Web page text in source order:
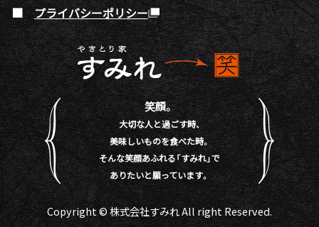
プライバシーポリシー
笑顔。
大切な人と過ごす時、
美味しいものを食べた時。
そんな笑顔あふれる「すみれ」で
ありたいと願っています。
Copyright © 株式会社すみれ All right Reserved.